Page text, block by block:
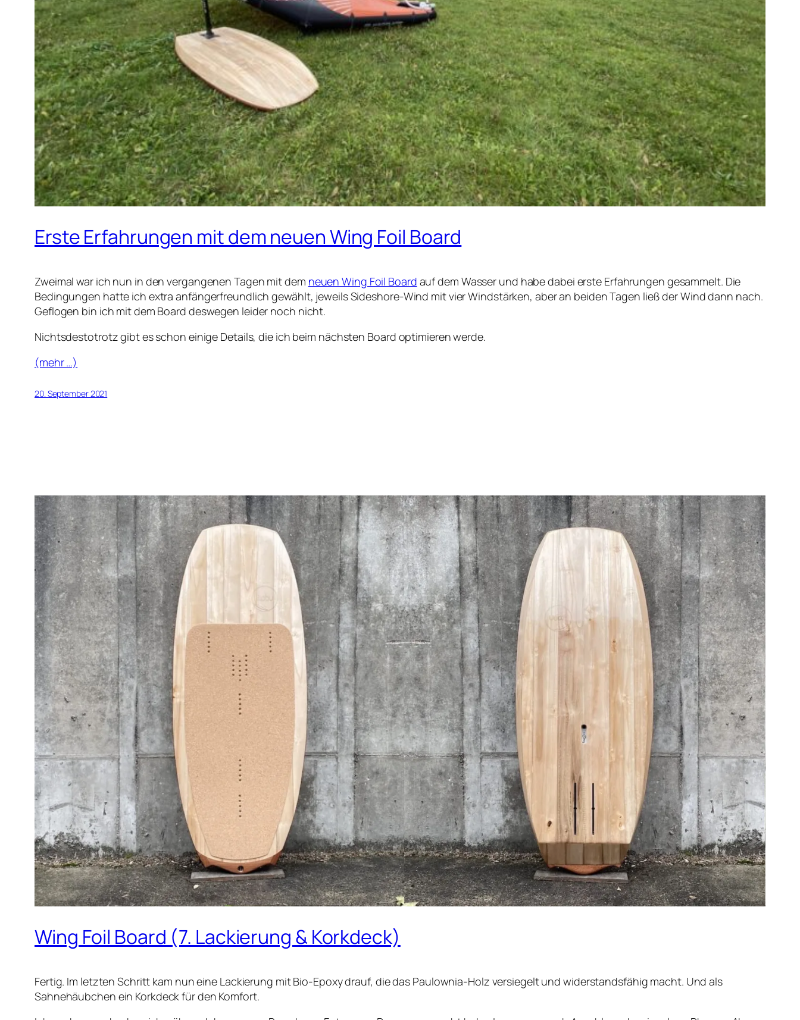
Erste Erfahrungen mit dem neuen Wing Foil Board
Zweimal war ich nun in den vergangenen Tagen mit dem neuen Wing Foil Board auf dem Wasser und habe dabei erste Erfahrungen gesammelt. Die
Bedingungen hatte ich extra anfängerfreundlich gewählt, jeweils Sideshore-Wind mit vier Windstärken, aber an beiden Tagen ließ der Wind dann nach.
Geflogen bin ich mit dem Board deswegen leider noch nicht.
Nichtsdestotrotz gibt es schon einige Details, die ich beim nächsten Board optimieren werde.
(mehr …)
20. September 2021
Wing Foil Board (7. Lackierung & Korkdeck)
Fertig. Im letzten Schritt kam nun eine Lackierung mit Bio-Epoxy drauf, die das Paulownia-Holz versiegelt und widerstandsfähig macht. Und als
Sahnehäubchen ein Korkdeck für den Komfort.